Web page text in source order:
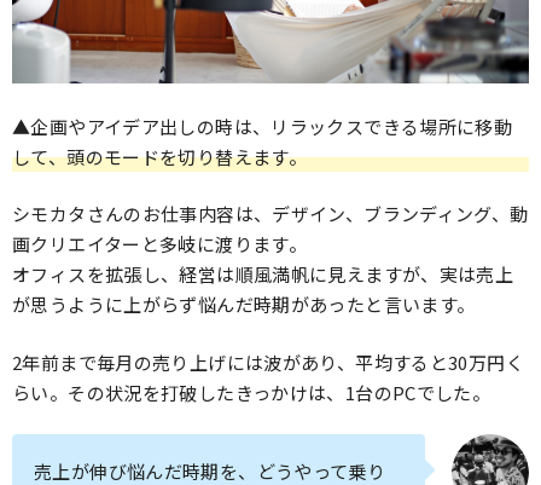
▲企画やアイデア出しの時は、リラックスできる場所に移動
して、頭のモードを切り替えます。
シモカタさんのお仕事内容は、デザイン、ブランディング、動
画クリエイターと多岐に渡ります。
オフィスを拡張し、経営は順風満帆に見えますが、実は売上
が思うように上がらず悩んだ時期があったと言います。
2年前まで毎月の売り上げには波があり、平均すると30万円く
らい。その状況を打破したきっかけは、1台のPCでした。
売上が伸び悩んだ時期を、どうやって乗り